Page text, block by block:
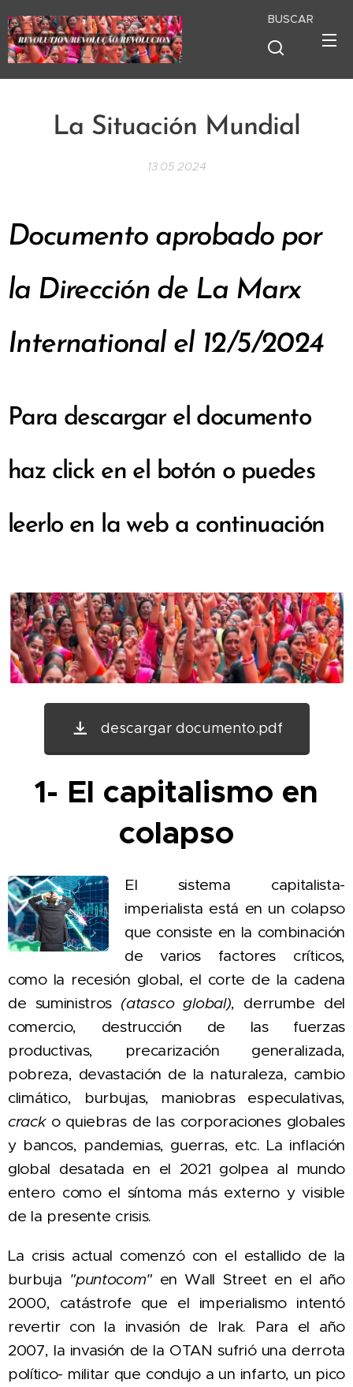
BUSCAR
La Situación Mundial
13.05.2024
Documento aprobado por
la Dirección de La Marx
International el 12/5/2024
Para descargar el documento
haz click en el botón o puedes
leerlo en la web a continuación
descargar documento.pdf
1- El capitalismo en
colapso
El sistema capitalista-
imperialista está en un colapso
que consiste en la combinación
de varios factores críticos,
como la recesión global, el corte de la cadena
de suministros (atasco global), derrumbe del
comercio, destrucción de las fuerzas
productivas, precarización generalizada,
pobreza, devastación de la naturaleza, cambio
climático, burbujas, maniobras especulativas,
crack o quiebras de las corporaciones globales
y bancos, pandemias, guerras, etc. La inflación
global desatada en el 2021 golpea al mundo
entero como el síntoma más externo y visible
de la presente crisis.
La crisis actual comenzó con el estallido de la
burbuja "puntocom" en Wall Street en el año
2000, catástrofe que el imperialismo intentó
revertir con la invasión de Irak. Para el año
2007, la invasión de la OTAN sufrió una derrota
político- militar que condujo a un infarto, un pico